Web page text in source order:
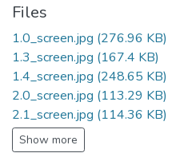
Files
1.0_screen.jpg (276.96 KB)
1.3_screen.jpg (167.4 KB)
1.4_screen.jpg (248.65 KB)
2.0_screen.jpg (113.29 KB)
2.1_screen.jpg (114.36 KB)
Show more